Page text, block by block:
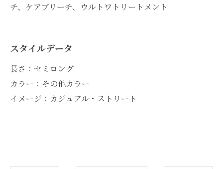
チ、ケアブリーチ、ウルトワトリートメント
スタイルデータ
長さ：セミロング
カラー：その他カラー
イメージ：カジュアル・ストリート